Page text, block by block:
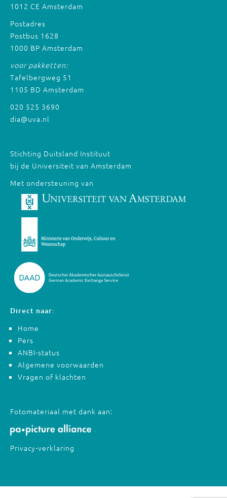
1012 CE Amsterdam
Postadres
Postbus 1628
1000 BP Amsterdam
voor pakketten:
Tafelbergweg 51
1105 BD Amsterdam
020 525 3690
dia@uva.nl
Stichting Duitsland Instituut
bij de Universiteit van Amsterdam
Met ondersteuning van
Direct naar:
Home
Pers
ANBI-status
Algemene voorwaarden
Vragen of klachten
Fotomateriaal met dank aan:
Privacy-verklaring